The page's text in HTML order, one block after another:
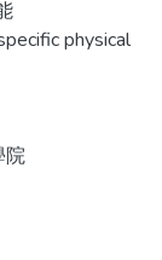
效之檢討與改
料，經統計分
能效果之影響
果之影響
仰臥起坐、
assigned
control
and “the
In addition
each
projects
long. Through
after training,
physical
院